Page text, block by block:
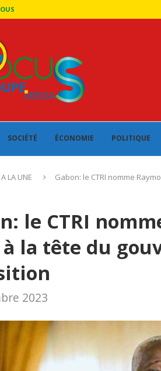
SOCIÉTÉ ÉCONOMIE POLITIQUE
A LA UNE Gabon: le CTRI nomme
le CTRI
à la tête du
2023